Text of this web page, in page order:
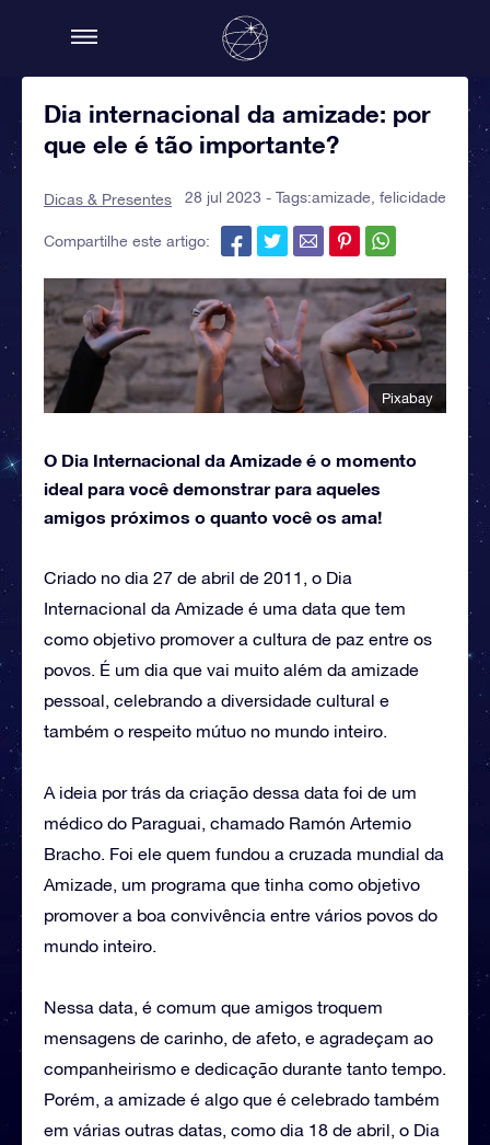
Dia internacional da amizade: por
que ele é tão importante?
Dicas & Presentes 28 jul 2023 - Tags:amizade felicidade
Compartilhe este artigo:
Pixabay
O Dia Internacional da Amizade é o momento
ideal para você demonstrar para aqueles
amigos próximos o quanto você os ama!
Criado no dia 27 de abril de 2011, o Dia
Internacional da Amizade é uma data que tem
como objetivo promover a cultura de paz entre os
povos. É um dia que vai muito além da amizade
pessoal, celebrando a diversidade cultural e
também o respeito mútuo no mundo inteiro.
A ideia por trás da criação dessa data foi de um
médico do Paraguai, chamado Ramón Artemio
Bracho. Foi ele quem fundou a cruzada mundial da
Amizade, um programa que tinha como objetivo
promover a boa convivência entre vários povos do
mundo inteiro.
Nessa data, é comum que amigos troquem
mensagens de carinho, de afeto, e agradeçam ao
companheirismo e dedicação durante tanto tempo.
Porém, a amizade é algo que é celebrado também
em várias outras datas, como dia 18 de abril, o Dia